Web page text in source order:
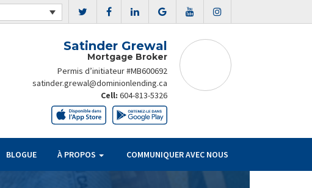
Satinder Grewal
Mortgage Broker
Permis d’initiateur #MB600692
satinder.grewal@dominionlending.ca
Cell: 604-813-5326
BLOGUE À PROPOS COMMUNIQUER AVEC NOUS